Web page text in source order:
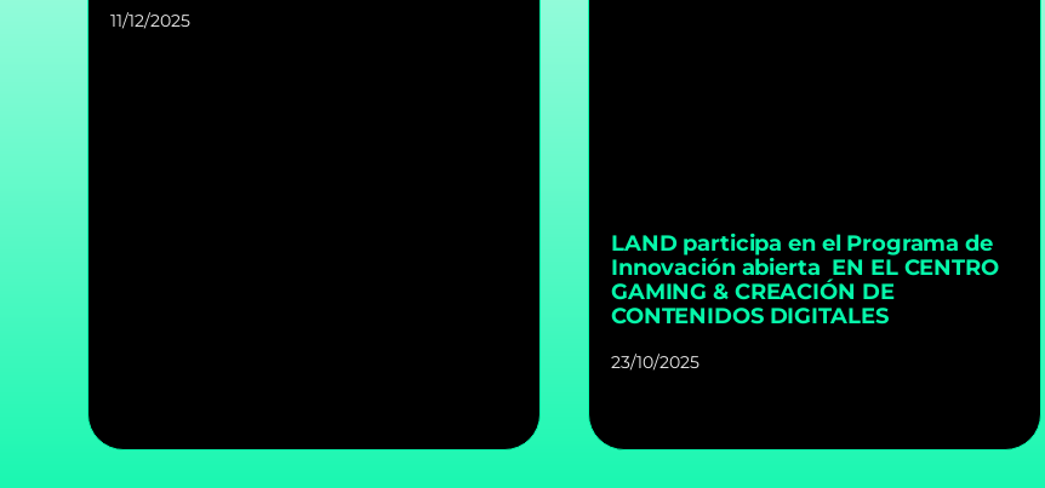
11/12/2025
LAND participa en el Programa de
Innovación abierta EN EL CENTRO
GAMING & CREACIÓN DE
CONTENIDOS DIGITALES
23/10/2025